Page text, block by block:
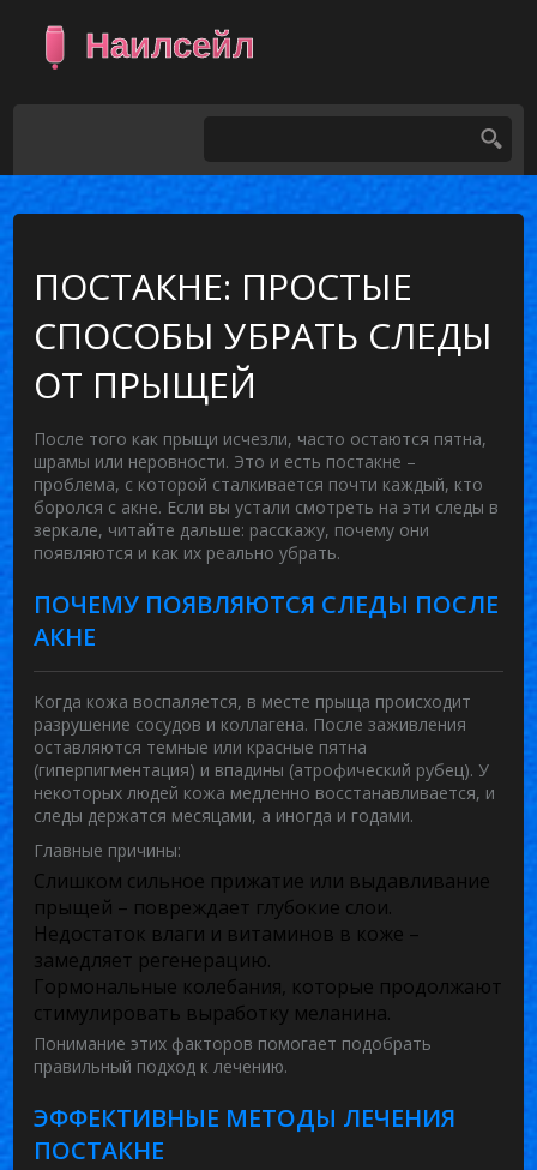
ПОСТАКНЕ: ПРОСТЫЕ
СПОСОБЫ УБРАТЬ СЛЕДЫ
ОТ ПРЫЩЕЙ
После того как прыщи исчезли, часто остаются пятна,
шрамы или неровности. Это и есть постакне –
проблема, с которой сталкивается почти каждый, кто
боролся с акне. Если вы устали смотреть на эти следы в
зеркале, читайте дальше: расскажу, почему они
появляются и как их реально убрать.
ПОЧЕМУ ПОЯВЛЯЮТСЯ СЛЕДЫ ПОСЛЕ
АКНЕ
Когда кожа воспаляется, в месте прыща происходит
разрушение сосудов и коллагена. После заживления
оставляются темные или красные пятна
(гиперпигментация) и впадины (атрофический рубец). У
некоторых людей кожа медленно восстанавливается, и
следы держатся месяцами, а иногда и годами.
Главные причины:
Слишком сильное прижатие или выдавливание
прыщей – повреждает глубокие слои.
Недостаток влаги и витаминов в коже –
замедляет регенерацию.
Гормональные колебания, которые продолжают
стимулировать выработку меланина.
Понимание этих факторов помогает подобрать
правильный подход к лечению.
ЭФФЕКТИВНЫЕ МЕТОДЫ ЛЕЧЕНИЯ
ПОСТАКНЕ